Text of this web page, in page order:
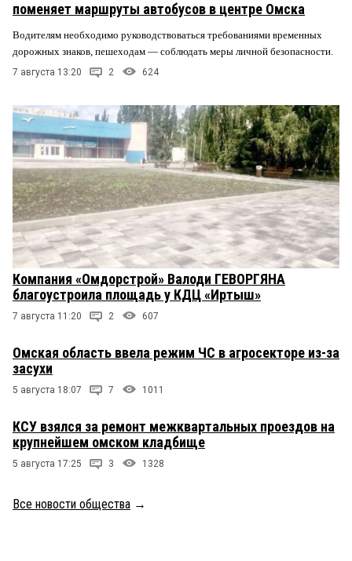
поменяет маршруты автобусов в центре Омска
Водителям необходимо руководствоваться требованиями временных
дорожных знаков, пешеходам — соблюдать меры личной безопасности.
7 августа 13:20 2 624
Компания «Омдорстрой» Валоди ГЕВОРГЯНА
благоустроила площадь у КДЦ «Иртыш»
7 августа 11:20 2 607
Омская область ввела режим ЧС в агросекторе из-за
засухи
5 августа 18:07 7 1011
КСУ взялся за ремонт межквартальных проездов на
крупнейшем омском кладбище
5 августа 17:25 3 1328
Все новости общества →